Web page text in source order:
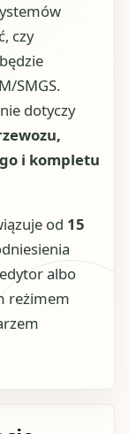
czy
SMGS.
dotyczy
i kompletu
od 15
albo
reżimem